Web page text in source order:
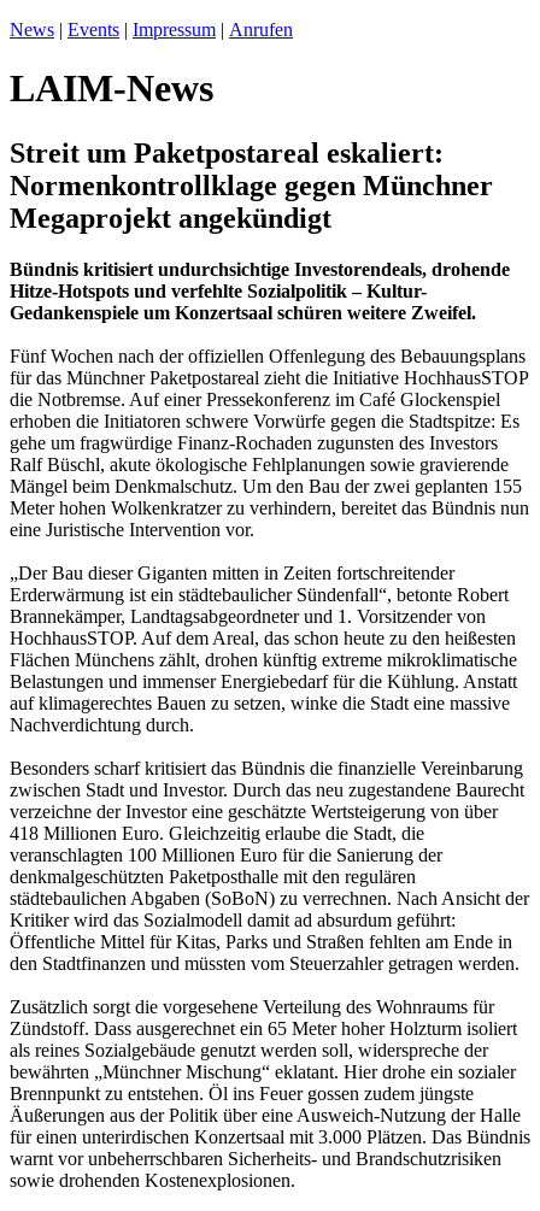
News | Events | Impressum | Anrufen
LAIM-News
Streit um Paketpostareal eskaliert:
Normenkontrollklage gegen Münchner
Megaprojekt angekündigt
Bündnis kritisiert undurchsichtige Investorendeals, drohende
Hitze-Hotspots und verfehlte Sozialpolitik – Kultur-
Gedankenspiele um Konzertsaal schüren weitere Zweifel.
Fünf Wochen nach der offiziellen Offenlegung des Bebauungsplans
für das Münchner Paketpostareal zieht die Initiative HochhausSTOP
die Notbremse. Auf einer Pressekonferenz im Café Glockenspiel
erhoben die Initiatoren schwere Vorwürfe gegen die Stadtspitze: Es
gehe um fragwürdige Finanz-Rochaden zugunsten des Investors
Ralf Büschl, akute ökologische Fehlplanungen sowie gravierende
Mängel beim Denkmalschutz. Um den Bau der zwei geplanten 155
Meter hohen Wolkenkratzer zu verhindern, bereitet das Bündnis nun
eine Juristische Intervention vor.
„Der Bau dieser Giganten mitten in Zeiten fortschreitender
Erderwärmung ist ein städtebaulicher Sündenfall“, betonte Robert
Brannekämper, Landtagsabgeordneter und 1. Vorsitzender von
HochhausSTOP. Auf dem Areal, das schon heute zu den heißesten
Flächen Münchens zählt, drohen künftig extreme mikroklimatische
Belastungen und immenser Energiebedarf für die Kühlung. Anstatt
auf klimagerechtes Bauen zu setzen, winke die Stadt eine massive
Nachverdichtung durch.
Besonders scharf kritisiert das Bündnis die finanzielle Vereinbarung
zwischen Stadt und Investor. Durch das neu zugestandene Baurecht
verzeichne der Investor eine geschätzte Wertsteigerung von über
418 Millionen Euro. Gleichzeitig erlaube die Stadt, die
veranschlagten 100 Millionen Euro für die Sanierung der
denkmalgeschützten Paketposthalle mit den regulären
städtebaulichen Abgaben (SoBoN) zu verrechnen. Nach Ansicht der
Kritiker wird das Sozialmodell damit ad absurdum geführt:
Öffentliche Mittel für Kitas, Parks und Straßen fehlten am Ende in
den Stadtfinanzen und müssten vom Steuerzahler getragen werden.
Zusätzlich sorgt die vorgesehene Verteilung des Wohnraums für
Zündstoff. Dass ausgerechnet ein 65 Meter hoher Holzturm isoliert
als reines Sozialgebäude genutzt werden soll, widerspreche der
bewährten „Münchner Mischung“ eklatant. Hier drohe ein sozialer
Brennpunkt zu entstehen. Öl ins Feuer gossen zudem jüngste
Äußerungen aus der Politik über eine Ausweich-Nutzung der Halle
für einen unterirdischen Konzertsaal mit 3.000 Plätzen. Das Bündnis
warnt vor unbeherrschbaren Sicherheits- und Brandschutzrisiken
sowie drohenden Kostenexplosionen.